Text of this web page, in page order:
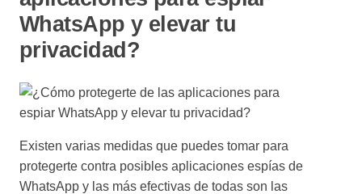
WhatsApp y elevar tu
privacidad?
Existen varias medidas que puedes tomar para
protegerte contra posibles aplicaciones espías de
WhatsApp y las más efectivas de todas son las